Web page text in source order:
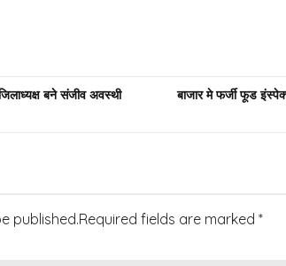
बने संजीव अवस्थी
बाजार मे फर्जी फूड
published.Required fields are marked *